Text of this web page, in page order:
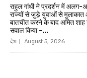
राहुल गांधी ने प्रदर्शन में अलग-
राज्यों से जुड़े युवाओं से
बातचीत करने के बाद अमित शाह
सवाल किया –...
देश August 5, 2026